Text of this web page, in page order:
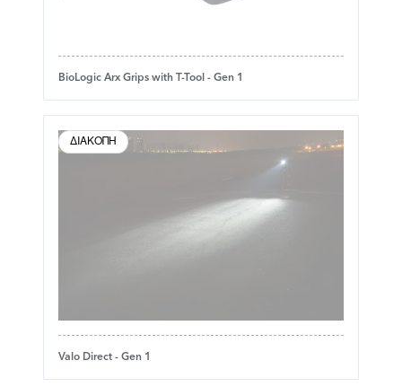
BioLogic Arx Grips with T-Tool - Gen 1
ΔΙΑΚΟΠΉ
Valo Direct - Gen 1